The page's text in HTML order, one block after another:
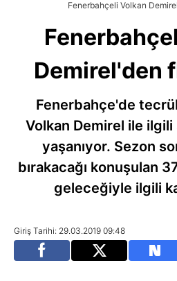
Fenerbahçeli Volkan
Demirel'den
Fenerbahçe'de
Volkan Demirel ile ilgili
yaşanıyor. Sezon
bırakacağı konuşulan
geleceğiyle ilgili
Giriş Tarihi: 29.03.2019 09:48